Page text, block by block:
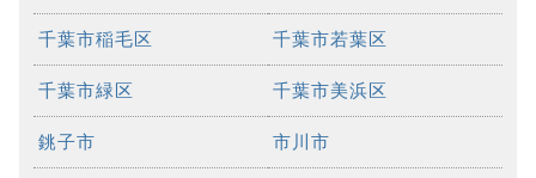
千葉市稲毛区 千葉市若葉区
千葉市緑区 千葉市美浜区
銚子市 市川市